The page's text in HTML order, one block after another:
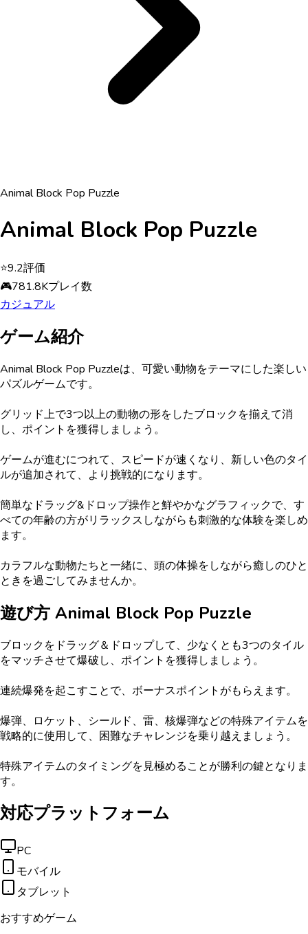
Animal Block Pop Puzzle
Animal Block Pop Puzzle
⭐9.2評価
🎮781.8Kプレイ数
カジュアル
ゲーム紹介
Animal Block Pop Puzzleは、可愛い動物をテーマにした楽しい
パズルゲームです。
グリッド上で3つ以上の動物の形をしたブロックを揃えて消
し、ポイントを獲得しましょう。
ゲームが進むにつれて、スピードが速くなり、新しい色のタイ
ルが追加されて、より挑戦的になります。
簡単なドラッグ&ドロップ操作と鮮やかなグラフィックで、す
べての年齢の方がリラックスしながらも刺激的な体験を楽しめ
ます。
カラフルな動物たちと一緒に、頭の体操をしながら癒しのひと
ときを過ごしてみませんか。
遊び方 Animal Block Pop Puzzle
ブロックをドラッグ＆ドロップして、少なくとも3つのタイル
をマッチさせて爆破し、ポイントを獲得しましょう。
連続爆発を起こすことで、ボーナスポイントがもらえます。
爆弾、ロケット、シールド、雷、核爆弾などの特殊アイテムを
戦略的に使用して、困難なチャレンジを乗り越えましょう。
特殊アイテムのタイミングを見極めることが勝利の鍵となりま
す。
対応プラットフォーム
PC
モバイル
タブレット
おすすめゲーム